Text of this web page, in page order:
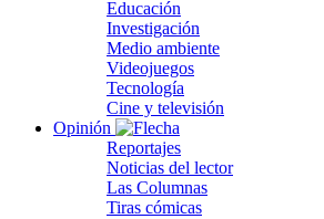
Educación
Investigación
Medio ambiente
Videojuegos
Tecnología
Cine y televisión
Opinión
Reportajes
Noticias del lector
Las Columnas
Tiras cómicas